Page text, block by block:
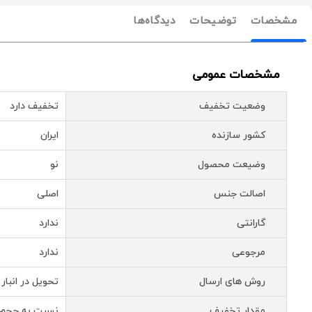
مشخصات توضیحات دیدگاه‌ها
مشخصات عمومی
وضعیت تخفیف تخفیف دارد
کشور سازنده ایران
وضیعت محصول نو
اصالت جنس اصلی
گارانتی ندارد
مرجوعی ندارد
روش های ارسال تحویل در